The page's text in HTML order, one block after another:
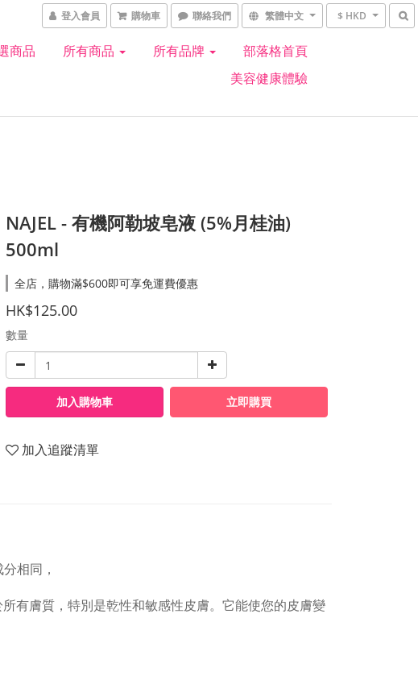
登入會員 購物車 聯絡我們 繁體中文 $ HKD
商品 所有商品 所有品牌
部落格首頁
美容健康體驗
NAJEL - 有機阿勒坡皂液 (5%月桂油)
500ml
全店，購物滿$600即可享免運費優惠
HK$125.00
數量
加入購物車 立即購買
加入追蹤清單
相同，
有膚質，特別是乾性和敏感性皮膚。它能使您的皮膚變